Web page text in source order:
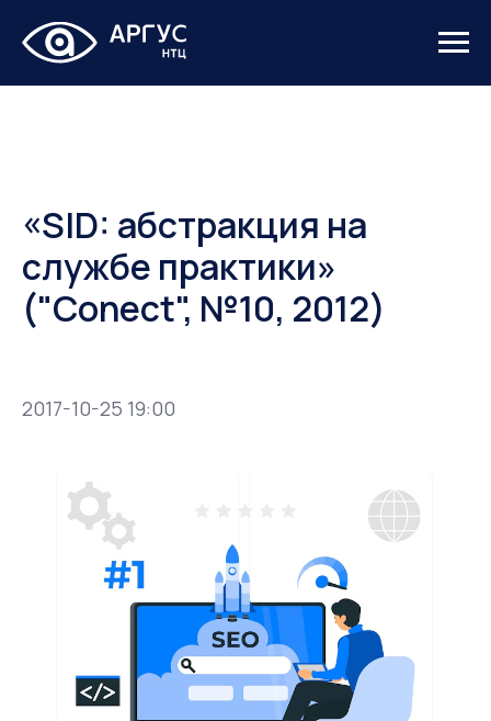
«SID: абстракция на
службе практики»
("Conect", №10, 2012)
2017-10-25 19:00